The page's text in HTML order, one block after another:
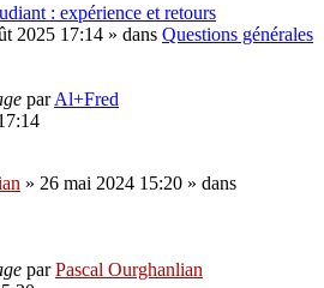
: expérience et retours
2025 17:14 » dans Questions générales
parAl+Fred
» 26 mai 2024 15:20 » dans
parPascal Ourghanlian